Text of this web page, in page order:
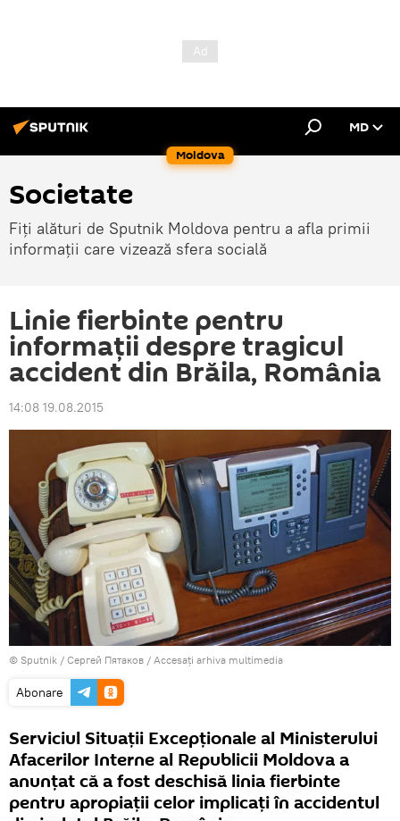
Moldova
MD
Societate
Fiți alături de Sputnik Moldova pentru a afla primii
informații care vizează sfera socială
Linie fierbinte pentru
informaţii despre tragicul
accident din Brăila, România
14:08 19.08.2015
© Sputnik / Сергей Пятаков / Accesați arhiva multimedia
Abonare
Serviciul Situaţii Excepţionale al Ministerului
Afacerilor Interne al Republicii Moldova a
anunţat că a fost deschisă linia fierbinte
pentru apropiaţii celor implicaţi în accidentul